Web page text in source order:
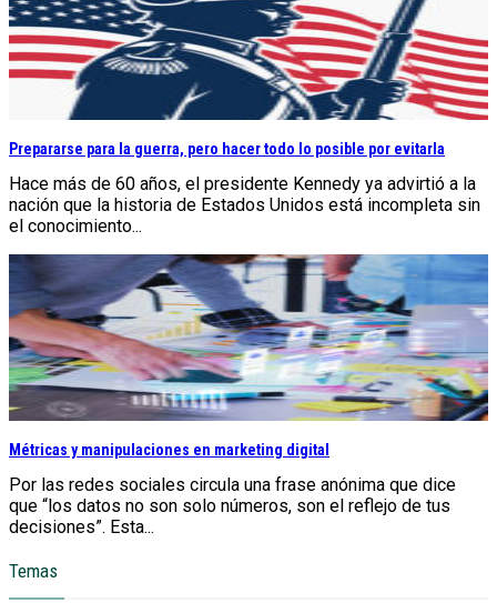
Prepararse para la guerra, pero hacer todo lo posible por evitarla
Hace más de 60 años, el presidente Kennedy ya advirtió a la
nación que la historia de Estados Unidos está incompleta sin
el conocimiento...
Métricas y manipulaciones en marketing digital
Por las redes sociales circula una frase anónima que dice
que “los datos no son solo números, son el reflejo de tus
decisiones”. Esta...
Temas